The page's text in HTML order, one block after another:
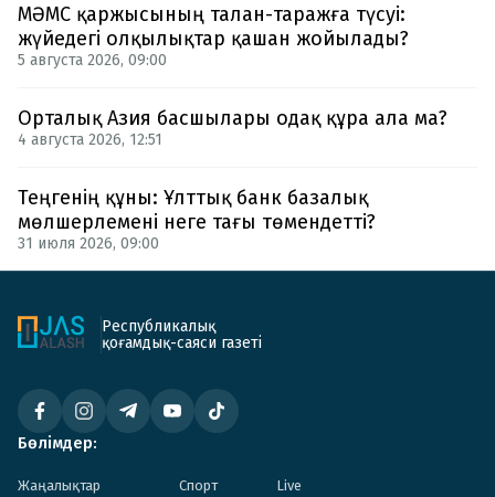
МӘМС қаржысының талан-таражға түсуі:
жүйедегі олқылықтар қашан жойылады?
5 августа 2026, 09:00
Орталық Азия басшылары одақ құра ала ма?
4 августа 2026, 12:51
Теңгенің құны: Ұлттық банк базалық
мөлшерлемені неге тағы төмендетті?
31 июля 2026, 09:00
Республикалық
қоғамдық-саяси газеті
Бөлімдер:
Жаңалықтар Спорт Live